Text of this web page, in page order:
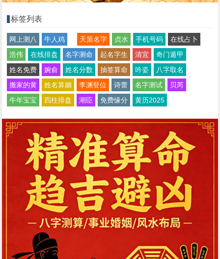
标签列表
网上测八 牛人鸡 天策名字 贞水 手机号码
在线占卜
浩伟
在线排盘 名字测命 起名字生 清宜
奇门遁甲
姓名免费
婉俞 姓名分数 抽签算命 吟姿
八字取名
搬家的黄
姓名算姻 李渊登位 诗蕾 名字测试
贝芮
牛年宝宝
四柱排盘 潮臣 免费缘分 黄历2025